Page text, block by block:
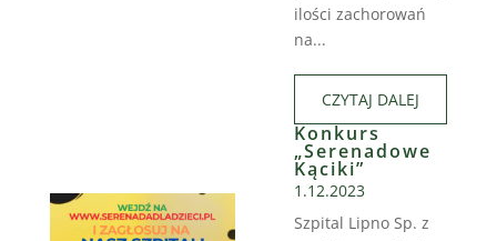
ilości zachorowań
na...
CZYTAJ DALEJ
Konkurs
„Serenadowe
Kąciki”
1.12.2023
Szpital Lipno Sp. z